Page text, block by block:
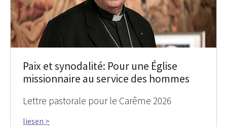
Paix et synodalité: Pour une Église
missionnaire au service des hommes
Lettre pastorale pour le Carême 2026
liesen >